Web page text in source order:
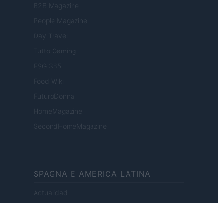
B2B Magazine
People Magazine
Day Travel
Tutto Gaming
ESG 365
Food Wiki
FuturoDonna
HomeMagazine
SecondHomeMagazine
SPAGNA E AMERICA LATINA
Actualidad